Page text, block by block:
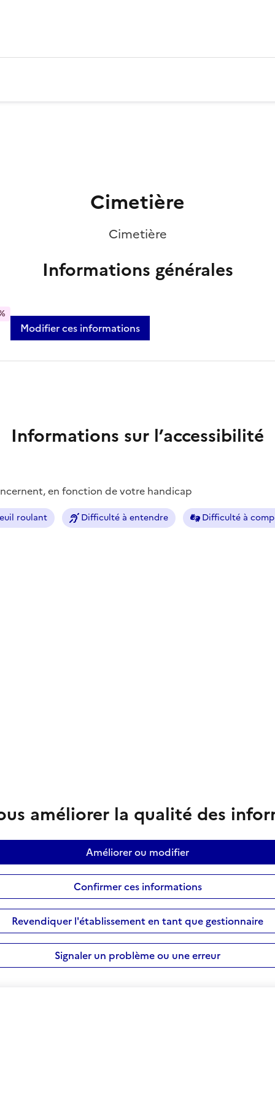
Cimetière
Cimetière
Informations générales
Modifier ces informations
Informations sur l’accessibilité
en fonction de votre handicap
roulant Difficulté à entendre Difficulté à
améliorer la qualité des
Améliorer ou modifier
Confirmer ces informations
Revendiquer l'établissement en tant que gestionnaire
Signaler un problème ou une erreur